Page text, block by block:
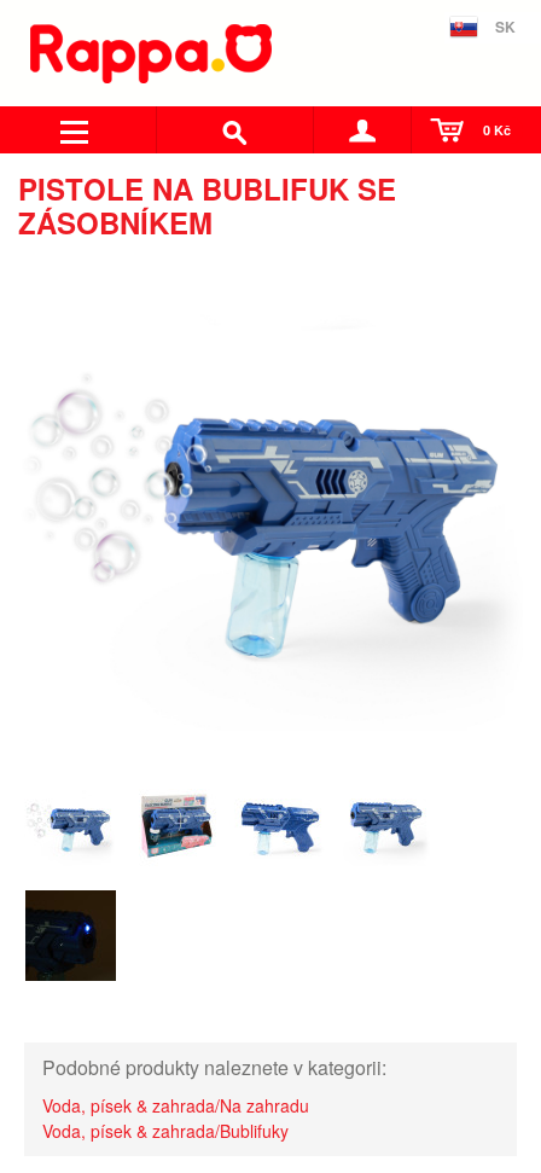
SK
0 Kč
PISTOLE NA BUBLIFUK SE
ZÁSOBNÍKEM
Podobné produkty naleznete v kategorii:
Voda, písek & zahrada/Na zahradu
Voda, písek & zahrada/Bublifuky